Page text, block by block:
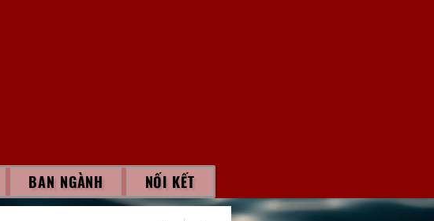
BAN NGÀNH NỐI KẾT